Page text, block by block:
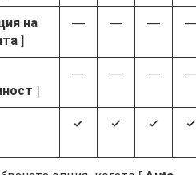
на
]
— — —
]
— — —
4 4 4 4